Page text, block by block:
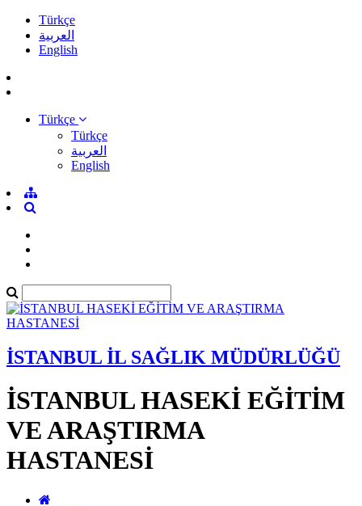
Türkçe
العربية
English
Türkçe
Türkçe
العربية
English
İSTANBUL İL SAĞLIK MÜDÜRLÜĞÜ
İSTANBUL HASEKİ EĞİTİM
VE ARAŞTIRMA
HASTANESİ